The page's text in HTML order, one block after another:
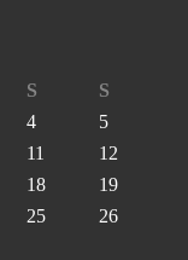
S
S
4
5
11
12
18
19
25
26